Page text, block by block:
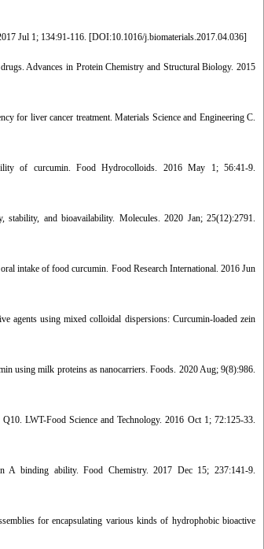
Jul 1; 134:91-116. [DOI:10.1016/j.biomaterials.2017.04.036]
Advances in Protein Chemistry and Structural Biology. 2015
for liver cancer treatment. Materials Science and Engineering C.
of curcumin. Food Hydrocolloids. 2016 May 1; 56:41-9.
and bioavailability. Molecules. 2020 Jan; 25(12):2791.
intake of food curcumin. Food Research International. 2016 Jun
using mixed colloidal dispersions: Curcumin-loaded zein
using milk proteins as nanocarriers. Foods. 2020 Aug; 9(8):986.
LWT-Food Science and Technology. 2016 Oct 1; 72:125-33.
binding ability. Food Chemistry. 2017 Dec 15; 237:141-9.
for encapsulating various kinds of hydrophobic bioactive